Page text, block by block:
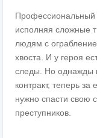
Профессиональный
исполняя сложные
людям с
хвоста. И у героя
следы. Но однажды
контракт, теперь за
нужно спасти свою
преступников.